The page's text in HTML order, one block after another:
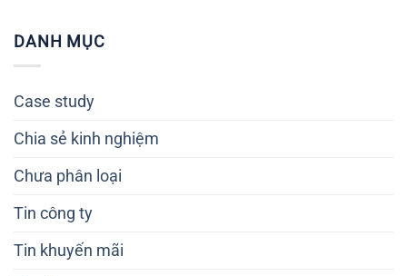
DANH MỤC
Case study
Chia sẻ kinh nghiệm
Chưa phân loại
Tin công ty
Tin khuyến mãi